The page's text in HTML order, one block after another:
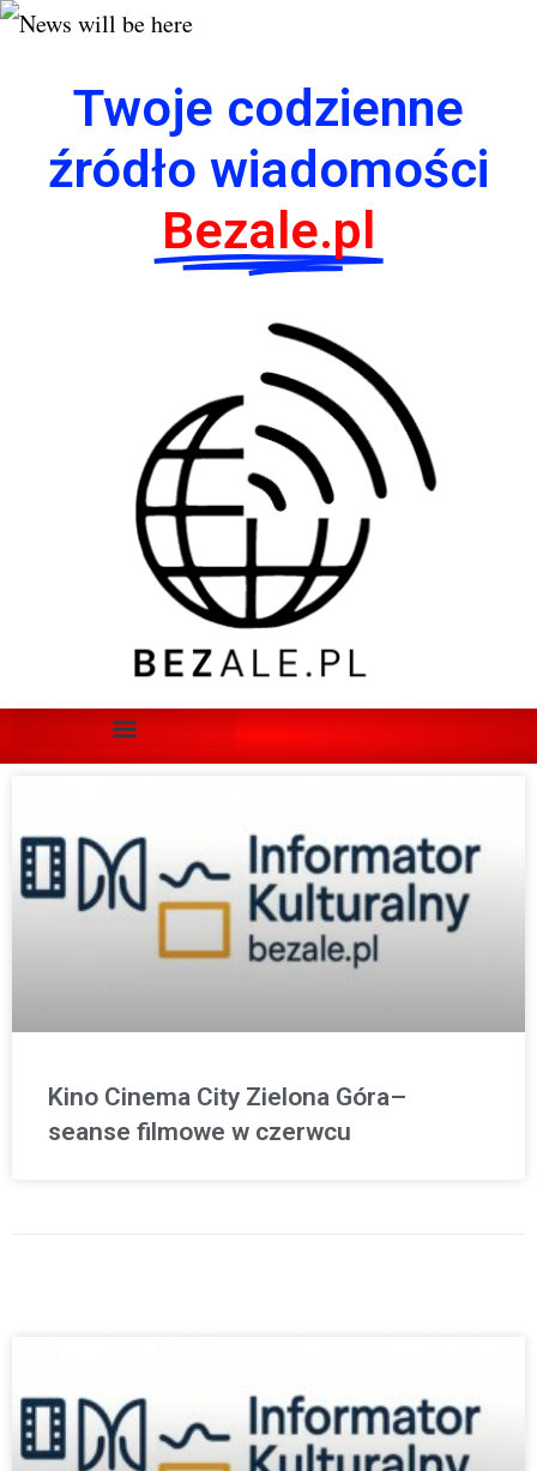
Twoje codzienne
źródło wiadomości
Bezale.pl
Kino Cinema City Zielona Góra–
seanse filmowe w czerwcu